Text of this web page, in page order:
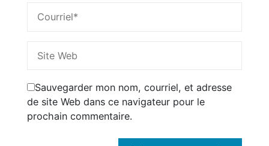
Sauvegarder mon nom, courriel, et adresse
de site Web dans ce navigateur pour le
prochain commentaire.